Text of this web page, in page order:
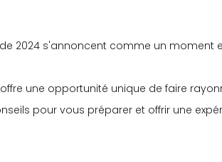
de 2024 s'annoncent comme un
une opportunité unique de faire
pour vous préparer et offrir une